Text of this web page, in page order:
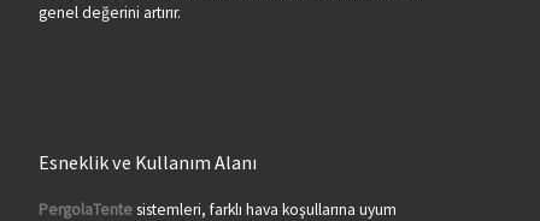
genel değerini artırır.
Esneklik ve Kullanım Alanı
PergolaTentesistemleri, farklı hava koşullarına uyum